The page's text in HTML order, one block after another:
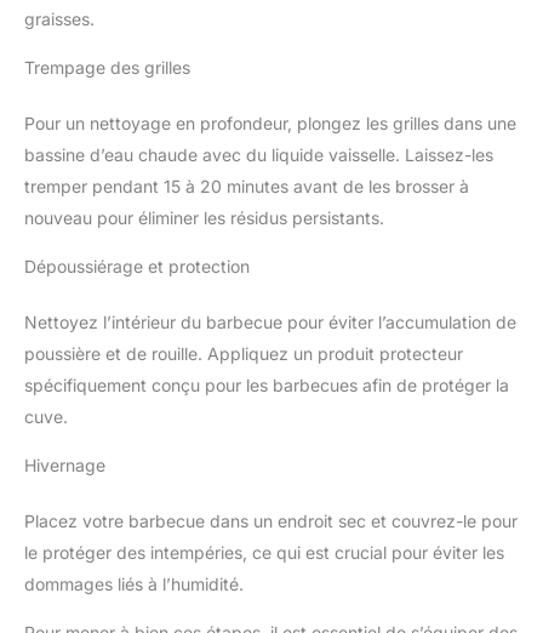
graisses.
Trempage des grilles
Pour un nettoyage en profondeur, plongez les grilles dans une
bassine d’eau chaude avec du liquide vaisselle. Laissez-les
tremper pendant 15 à 20 minutes avant de les brosser à
nouveau pour éliminer les résidus persistants.
Dépoussiérage et protection
Nettoyez l’intérieur du barbecue pour éviter l’accumulation de
poussière et de rouille. Appliquez un produit protecteur
spécifiquement conçu pour les barbecues afin de protéger la
cuve.
Hivernage
Placez votre barbecue dans un endroit sec et couvrez-le pour
le protéger des intempéries, ce qui est crucial pour éviter les
dommages liés à l’humidité.